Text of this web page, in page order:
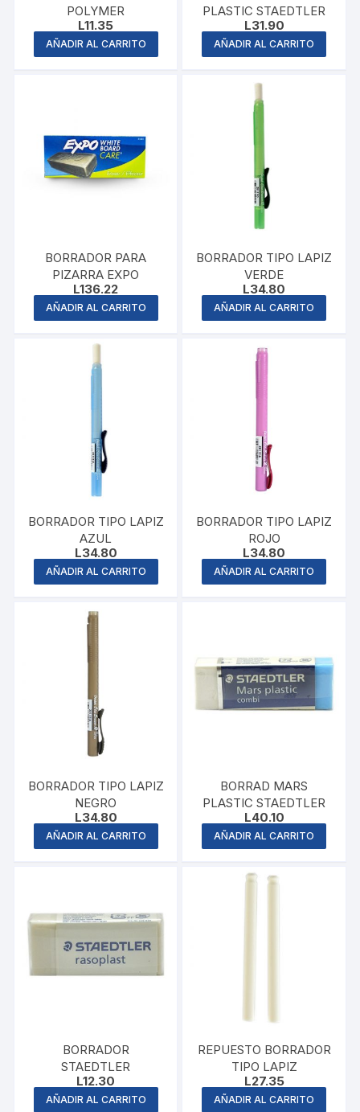
POLYMER
L11.35
AÑADIR AL CARRITO
PLASTIC STAEDTLER
L31.90
AÑADIR AL CARRITO
BORRADOR PARA
PIZARRA EXPO
L136.22
AÑADIR AL CARRITO
BORRADOR TIPO LAPIZ
VERDE
L34.80
AÑADIR AL CARRITO
BORRADOR TIPO LAPIZ
AZUL
L34.80
AÑADIR AL CARRITO
BORRADOR TIPO LAPIZ
ROJO
L34.80
AÑADIR AL CARRITO
BORRADOR TIPO LAPIZ
NEGRO
L34.80
AÑADIR AL CARRITO
BORRAD MARS
PLASTIC STAEDTLER
L40.10
AÑADIR AL CARRITO
BORRADOR
STAEDTLER
L12.30
AÑADIR AL CARRITO
REPUESTO BORRADOR
TIPO LAPIZ
L27.35
AÑADIR AL CARRITO